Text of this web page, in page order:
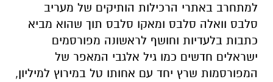
למתחרב באתרי הרכילות הותיקים של מעריב
סלבס וואלה סלבס ומאקו סלבס תוך שהוא מביא
כתבות בלעדיות וחושף לראשונה מפורסמים
ישראלים חדשים כמו גיל אלגבי המאפר של
המפורסמות שרץ יחד עם אחותו טל במירוץ למיליון,